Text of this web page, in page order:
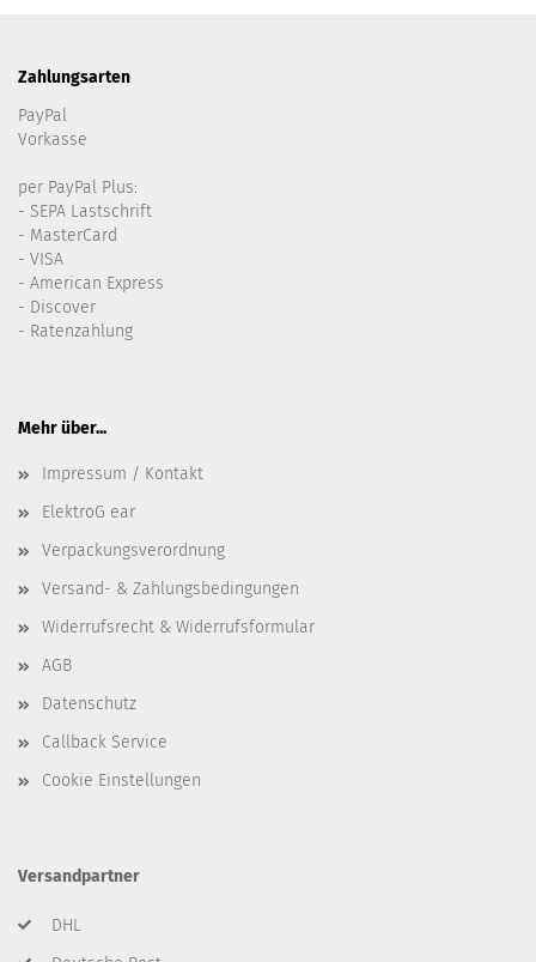
Zahlungsarten
PayPal
Vorkasse
per PayPal Plus:
- SEPA Lastschrift
- MasterCard
- VISA
- American Express
- Discover
- Ratenzahlung
Mehr über...
Impressum / Kontakt
ElektroG ear
Verpackungsverordnung
Versand- & Zahlungsbedingungen
Widerrufsrecht & Widerrufsformular
AGB
Datenschutz
Callback Service
Cookie Einstellungen
Versandpartner
DHL